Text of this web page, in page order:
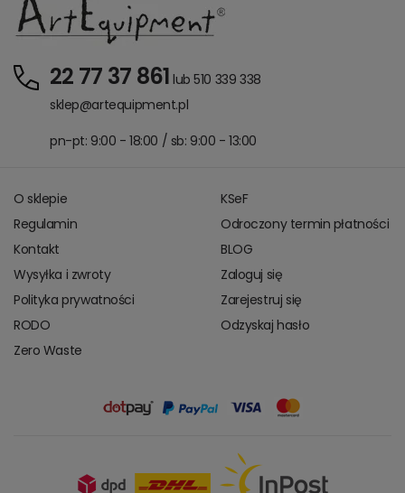
22 77 37 861 lub 510 339 338
sklep@artequipment.pl
pn-pt: 9:00 - 18:00 / sb: 9:00 - 13:00
O sklepie
Regulamin
Kontakt
Wysyłka i zwroty
Polityka prywatności
RODO
Zero Waste
KSeF
Odroczony termin płatności
BLOG
Zaloguj się
Zarejestruj się
Odzyskaj hasło